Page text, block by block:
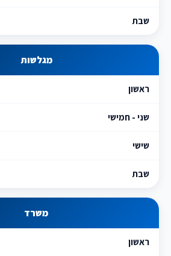
שבת
מגלשות
ראשון
שני - חמישי
שישי
שבת
משרד
ראשון